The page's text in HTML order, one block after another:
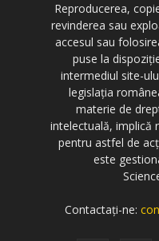
Reproducerea,
revinderea sau
accesul sau
puse la
intermediul site-
legislația
materie de
intelectuală, implică
pentru astfel de
este
Contactați-ne: